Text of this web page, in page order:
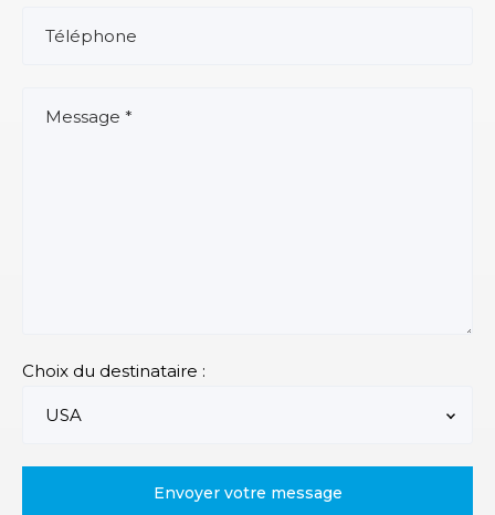
Choix du destinataire :